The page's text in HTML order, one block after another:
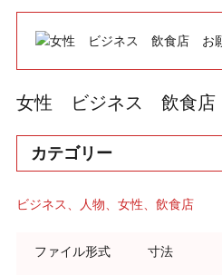
リクエスト
お問い合わせ
女性 ビジネス 飲食
カテゴリー
ビジネス 人物 女性 飲食店
ファイル形式 寸法